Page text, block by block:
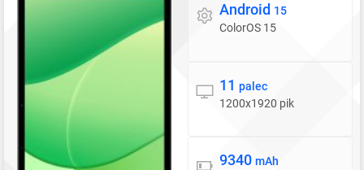
Operacijski sistem
Android 15
ColorOS 15
Zaslon
11 palec
1200x1920 pik
Baterija
9340 mAh